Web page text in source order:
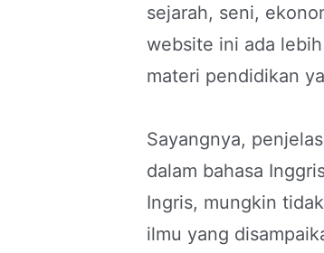
sejarah, seni,
website ini ada
materi pendidikan
Sayangnya,
dalam bahasa
Ingris, mungkin
ilmu yang